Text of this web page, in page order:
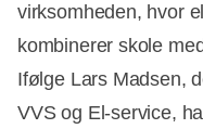
virksomheden, hvor
kombinerer skole
Ifølge Lars Madsen,
VVS og El-service,